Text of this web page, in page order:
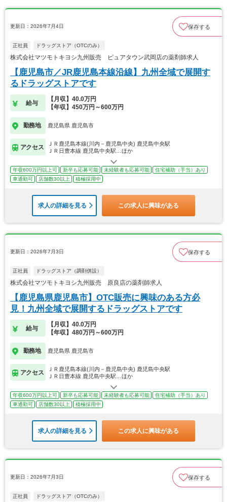
更新日：2026年7月4日 保存する
正社員 ドラッグストア（OTCのみ）
株式会社マツモトキヨシ九州販売 ピュアタウン武岡店の薬剤師求人
【鹿児島市／JR鹿児島本線沿線】九州全域で展開す
るドラッグストアです
給与
【月収】40.0万円
【年収】450万円～600万円
勤務地 鹿児島県 鹿児島市
アクセス
ＪＲ鹿児島本線(川内－鹿児島中央) 鹿児島中央駅
ＪＲ日豊本線 鹿児島中央駅…ほか
年収600万円以上可 新卒も応募可能 未経験者も応募可能
住宅補助（手当）あり
車通勤可
店舗数30以上 積極採用中
求人の詳細を見る この求人に興味がある
更新日：2026年7月3日 保存する
正社員 ドラッグストア（調剤併設）
株式会社マツモトキヨシ九州販売 原良店の薬剤師求人
【鹿児島県鹿児島市】OTC販売に興味のある方必
見！九州全域で展開するドラッグストアです
給与
【月収】40.0万円
【年収】480万円～600万円
勤務地 鹿児島県 鹿児島市
アクセス
ＪＲ鹿児島本線(川内－鹿児島中央) 鹿児島中央駅
ＪＲ日豊本線 鹿児島中央駅…ほか
年収600万円以上可 新卒も応募可能 未経験者も応募可能
住宅補助（手当）あり
車通勤可
店舗数30以上 積極採用中
求人の詳細を見る この求人に興味がある
更新日：2026年7月3日 保存する
正社員 ドラッグストア（OTCのみ）